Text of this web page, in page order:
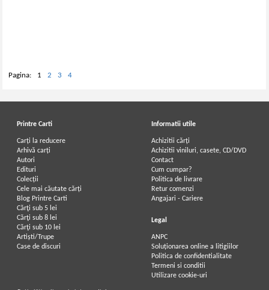
Pagina: 1 2 3 4
Printre Carti
Carți la reducere
Arhivă carți
Autori
Edituri
Colecții
Cele mai căutate cărți
Blog Printre Carti
Cărţi sub 5 lei
Cărţi sub 8 lei
Cărţi sub 10 lei
Artiști/Trupe
Case de discuri
Informatii utile
Achizitii cărți
Achizitii viniluri, casete, CD/DVD
Contact
Cum cumpar?
Politica de livrare
Retur comenzi
Angajari - Cariere
Legal
ANPC
Soluționarea online a litigiilor
Politica de confidentialitate
Termeni si conditii
Utilizare cookie-uri